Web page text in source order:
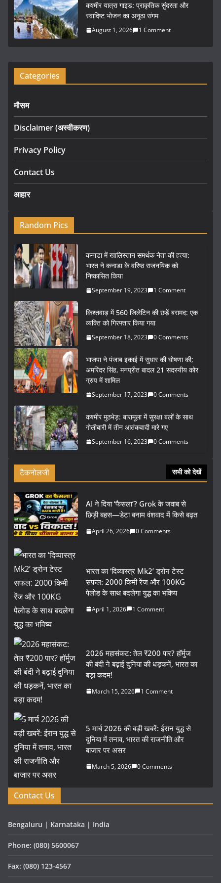
कश्मीर यात्रा गाइड: प्राकृतिक सुंदरता और
स्वादिष्ट भोजन का अनूठा संगम
August 1, 2026 1 Comment
Categories
मौसम
Disclaimer (अस्वीकरण)
Privacy Policy
Contact Us
आहार
Random Pics
कनाडा में खालिस्तान समर्थक नेता की हत्या:
भारत ने कनाडा के वरिष्ठ राजनयिक को
निष्कासित किया
September 19, 2023 1 Comment
किश्तवाड़ में 560 जिलेटिन की छड़ें बरामद: एक
व्यक्ति को गिरफ्तार किया गया
September 18, 2023 0 Comments
भाजपा ने पंजाब इकाई में सुधार की घोषणा की;
अमरिंदर सिंह, मनप्रीत बादल 21 सदस्यीय कोर
ग्रुप में शामिल
September 17, 2023 0 Comments
कश्मीर मुठभेड़: बारामूला में सुरक्षा बलों के साथ
गोलीबारी में तीन आतंकवादी मारे गए
September 16, 2023 0 Comments
टैकनोलजी सभी को देखें
AI ने दिया ‘फैसला’? Grok के जवाब से
छिड़ी बहस—डेटा बनाम वंशवाद में किसे बढ़त
April 26, 2026 0 Comments
भारत का ‘दिव्यास्त्र Mk2’ ड्रोन टेस्ट
सफल: 2000 किमी रेंज और 100KG
पेलोड के साथ बदलेगा युद्ध का भविष्य
April 1, 2026 1 Comment
2026 महासंकट: तेल ₹200 पार? हॉर्मुज
की बंदी ने बढ़ाई दुनिया की धड़कनें, भारत का
बड़ा कदम!
March 15, 2026 1 Comment
5 मार्च 2026 की बड़ी खबरें: ईरान युद्ध से
दुनिया में तनाव, भारत की राजनीति और
बाजार पर असर
March 5, 2026 0 Comments
Contact Us
Bengaluru | Karnataka | India
Phone: (080) 5600067
Fax: (080) 123-4567